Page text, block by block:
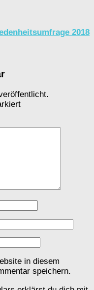
2018
in diesem
speichern.